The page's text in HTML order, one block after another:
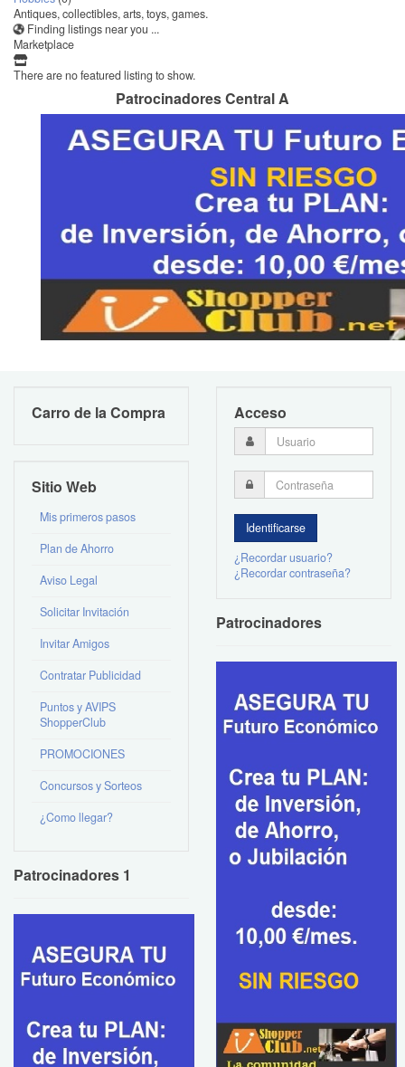
Antiques, collectibles, arts, toys, games.
Finding listings near you ...
Marketplace
There are no featured listing to show.
Patrocinadores Central A
Carro de la Compra
Sitio Web
Mis primeros pasos
Plan de Ahorro
Aviso Legal
Solicitar Invitación
Invitar Amigos
Contratar Publicidad
Puntos y AVIPS
ShopperClub
PROMOCIONES
Concursos y Sorteos
¿Como llegar?
Patrocinadores 1
Acceso
¿Recordar usuario?
¿Recordar contraseña?
Patrocinadores